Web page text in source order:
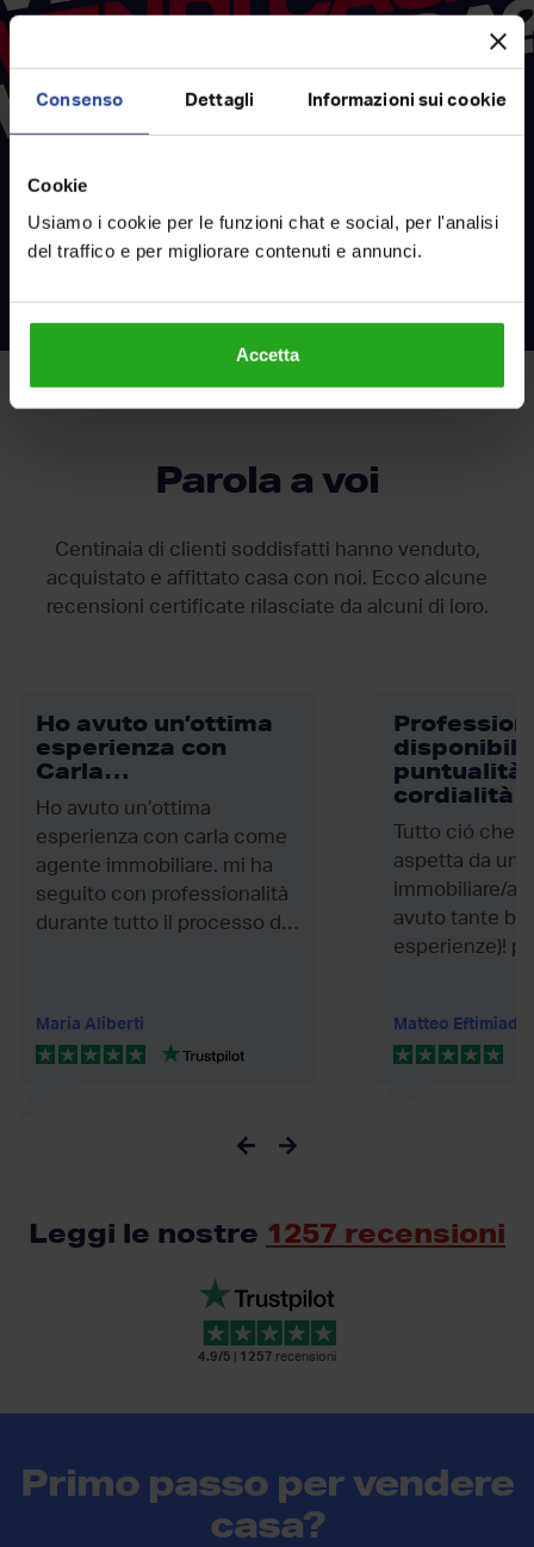
Consenso Dettagli Informazioni sui cookie
Cookie
Usiamo i cookie per le funzioni chat e social, per l'analisi
del traffico e per migliorare contenuti e annunci.
Accetta
vendi il tuo immobile
al miglior prezzo
SCOPRI COME
Parola a voi
Centinaia di clienti soddisfatti hanno venduto,
acquistato e affittato casa con noi. Ecco alcune
recensioni certificate rilasciate da alcuni di loro.
Ho avuto un’ottima
esperienza con
Carla…
Ho avuto un’ottima
esperienza con carla come
agente immobiliare. mi ha
seguito con professionalità
durante tutto il processo di
Maria Aliberti
puntualità
cordialità
Tutto ció che
aspetta da
immobiliare/
avuto tante
esperienze)!
Matteo Eftimiadi
Leggi le nostre 1257 recensioni
4.9/5 1257 recensioni
Primo passo per vendere
casa?